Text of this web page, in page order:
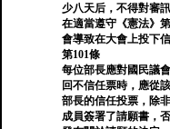
少八天后，不得對審訊
在適當遵守《憲法》
會導致在大會上投下信
第101條
每位部長應對國民議
回不信任票時，應從
部長的信任投票，除
成員簽署了請願書，